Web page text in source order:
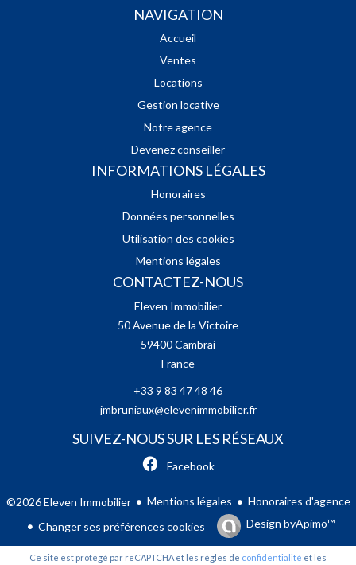
NAVIGATION
Accueil
Ventes
Locations
Gestion locative
Notre agence
Devenez conseiller
INFORMATIONS LÉGALES
Honoraires
Données personnelles
Utilisation des cookies
Mentions légales
CONTACTEZ-NOUS
Eleven Immobilier
50 Avenue de la Victoire
59400Cambrai
France
+33 9 83 47 48 46
jmbruniaux@elevenimmobilier.fr
SUIVEZ-NOUS SUR LES RÉSEAUX
Facebook
©2026 Eleven Immobilier Mentions légales
Honoraires d'agence
Changer ses préférences cookies
Design byApimo™
Ce site est protégé par reCAPTCHA et les règles de confidentialité et les